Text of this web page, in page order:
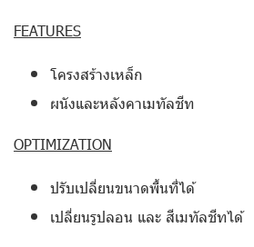
FEATURES
โครงสร้างเหล็ก
ผนังและหลังคาเมทัลชีท
OPTIMIZATION
ปรับเปลี่ยนขนาดพื้นที่ได้
เปลี่ยนรูปลอน และ สีเมทัลชีทได้